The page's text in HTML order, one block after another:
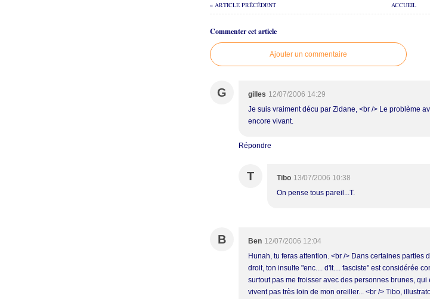
ACCUEIL
« ARTICLE PRÉCÉDENT
Commenter cet article
Ajouter un commentaire
G gilles 12/07/2006 14:29
Je suis vraiment décu par Zidane, <br /> Le problème
encore vivant.
Répondre
T Tibo 13/07/2006 10:38
On pense tous pareil...T.
B Ben 12/07/2006 12:04
Hunah, tu feras attention. <br /> Dans certaines parties
droit, ton insulte "enc.... d'It.... fasciste" est considérée
surtout pas me froisser avec des personnes brunes,
vivent pas très loin de mon oreiller... <br /> Tibo,